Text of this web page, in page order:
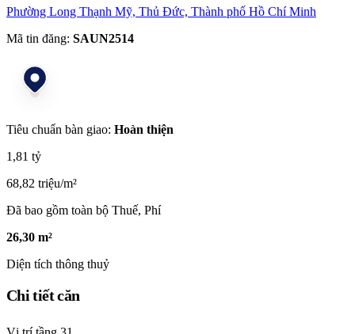
Phường Long Thạnh Mỹ, Thủ Đức, Thành phố Hồ Chí Minh
Mã tin đăng: SAUN2514
Tiêu chuẩn bàn giao: Hoàn thiện
1,81 tỷ
68,82 triệu/m²
Đã bao gồm toàn bộ Thuế, Phí
26,30 m²
Diện tích thông thuỷ
Chi tiết căn